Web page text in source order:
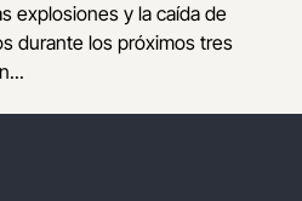
explosiones y la caída de
durante los próximos tres